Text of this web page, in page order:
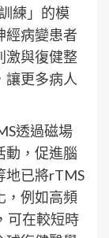
練」的模
經病變患者
激與復健整
讓更多病人
透過磁場
動，促進腦
地已將rTMS
，例如高頻
可在較短時